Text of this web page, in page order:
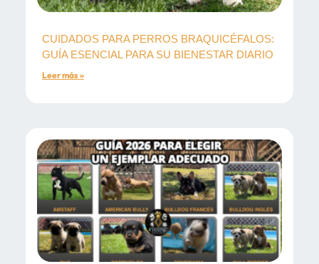
CUIDADOS PARA PERROS BRAQUICÉFALOS:
GUÍA ESENCIAL PARA SU BIENESTAR DIARIO
Leer más »